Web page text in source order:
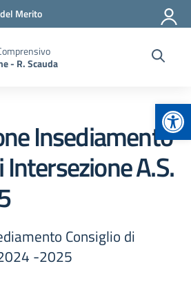
Merito
- R. Scauda
Insediamento
A.S.
Consiglio di
-2025